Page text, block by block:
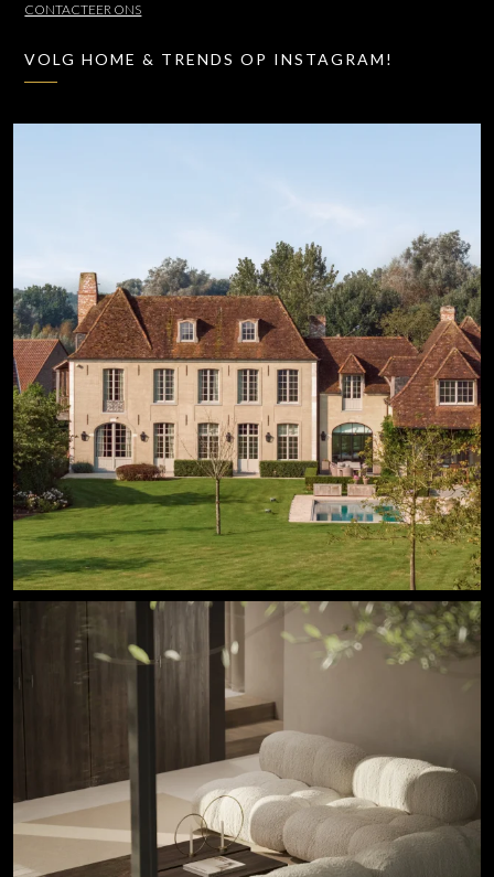
CONTACTEER ONS
VOLG HOME & TRENDS OP INSTAGRAM!